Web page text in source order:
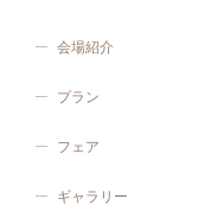
会場紹介
プラン
フェア
ギャラリー